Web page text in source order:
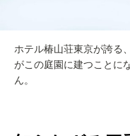
ホテル椿山荘東京が誇る
がこの庭園に建つことに
ん。